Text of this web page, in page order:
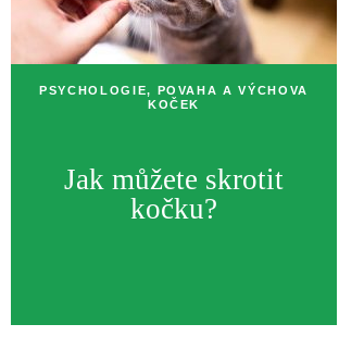
PSYCHOLOGIE, POVAHA A VÝCHOVA
KOČEK
Jak můžete skrotit
kočku?